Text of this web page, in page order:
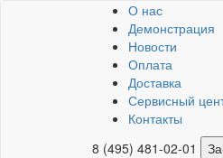
О нас
Демонстрация
Новости
Оплата
Доставка
Сервисный
Контакты
8 (495) 481-02-01